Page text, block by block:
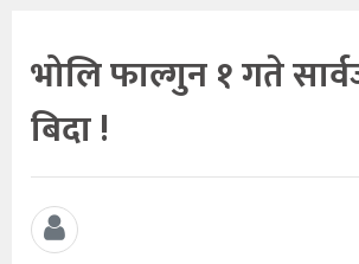
भोलि फाल्गुन १ गते
बिदा !